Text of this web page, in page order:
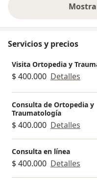
Servicios y precios
Visita Ortopedia y
$ 400.000 Detalles
Consulta de Ortopedia y
Traumatología
$ 400.000 Detalles
Consulta en línea
$ 400.000 Detalles